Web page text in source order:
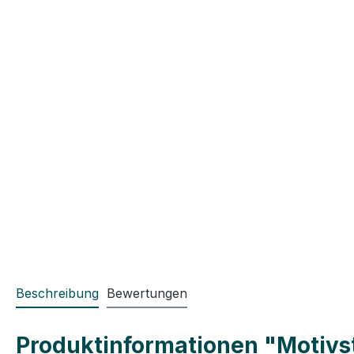
Beschreibung Bewertungen
Produktinformationen